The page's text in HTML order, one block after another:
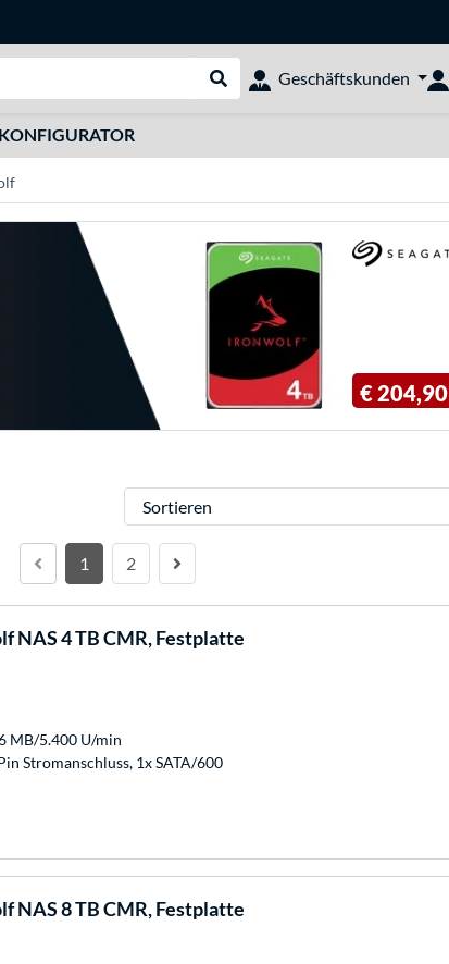
Suche durchführen
Geschäftskunden
€ 204,90
Sortieren
1 2
NAS 4 TB CMR, Festplatte
MB/5.400 U/min
Stromanschluss, 1x SATA/600
NAS 8 TB CMR, Festplatte